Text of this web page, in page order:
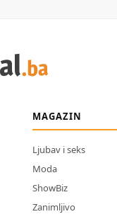
MAGAZIN
Ljubav i seks
Moda
ShowBiz
Zanimljivo